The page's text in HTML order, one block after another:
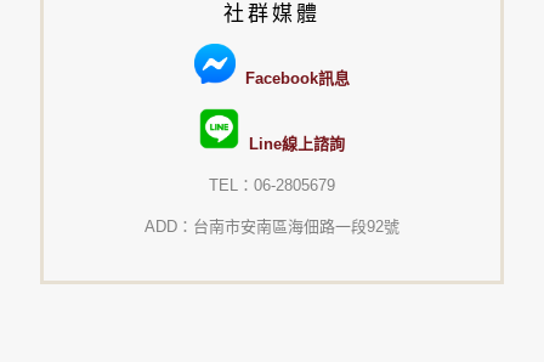
社群媒體
Facebook訊息
Line線上諮詢
TEL：06-2805679
ADD：台南市安南區海佃路一段92號